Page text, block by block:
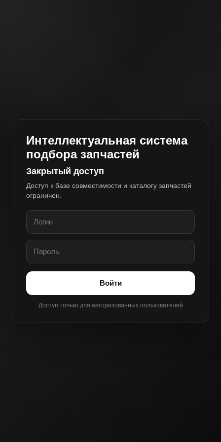
Интеллектуальная система
подбора запчастей
Закрытый доступ
Доступ к базе совместимости и каталогу запчастей
ограничен.
Войти
Доступ только для авторизованных пользователей